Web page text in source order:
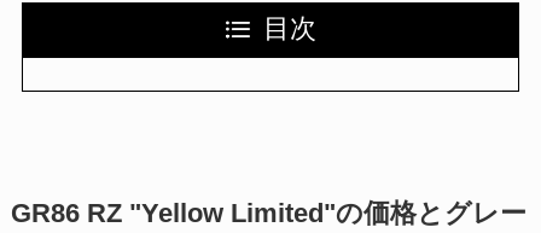
目次
GR86 RZ "Yellow Limited"の価格とグレー